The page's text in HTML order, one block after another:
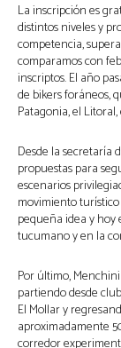
La inscripción es
distintos niveles y
competencia,
comparamos con
inscriptos. El año
de bikers foráneos,
Patagonia, el
Desde la secretaría
propuestas para
escenarios
movimiento
pequeña idea y
tucumano y en la
Por último,
partiendo desde
El Mollar y
aproximadamente